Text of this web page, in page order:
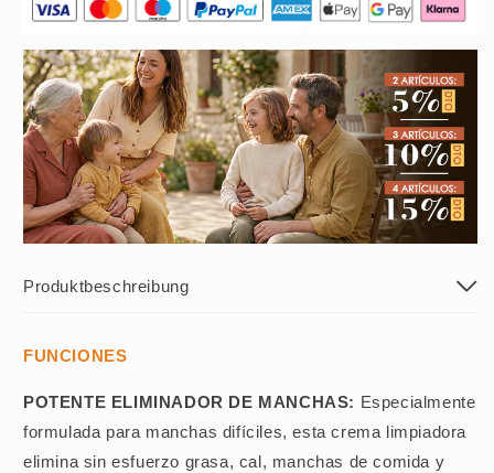
Produktbeschreibung
FUNCIONES
POTENTE ELIMINADOR DE MANCHAS: Especialmente
formulada para manchas difíciles, esta crema limpiadora
elimina sin esfuerzo grasa, cal, manchas de comida y